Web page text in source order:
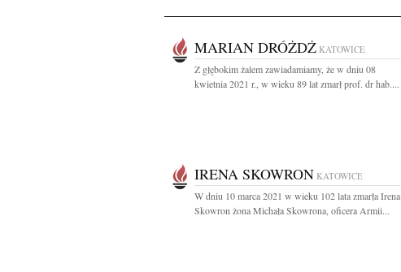
MARIAN DRÓŻDŻ KATOWICE
Z głębokim żalem zawiadamiamy, że w dniu 08
kwietnia 2021 r., w wieku 89 lat zmarł prof. dr hab....
IRENA SKOWRON KATOWICE
W dniu 10 marca 2021 w wieku 102 lata zmarła Irena
Skowron żona Michała Skowrona, oficera Armii...